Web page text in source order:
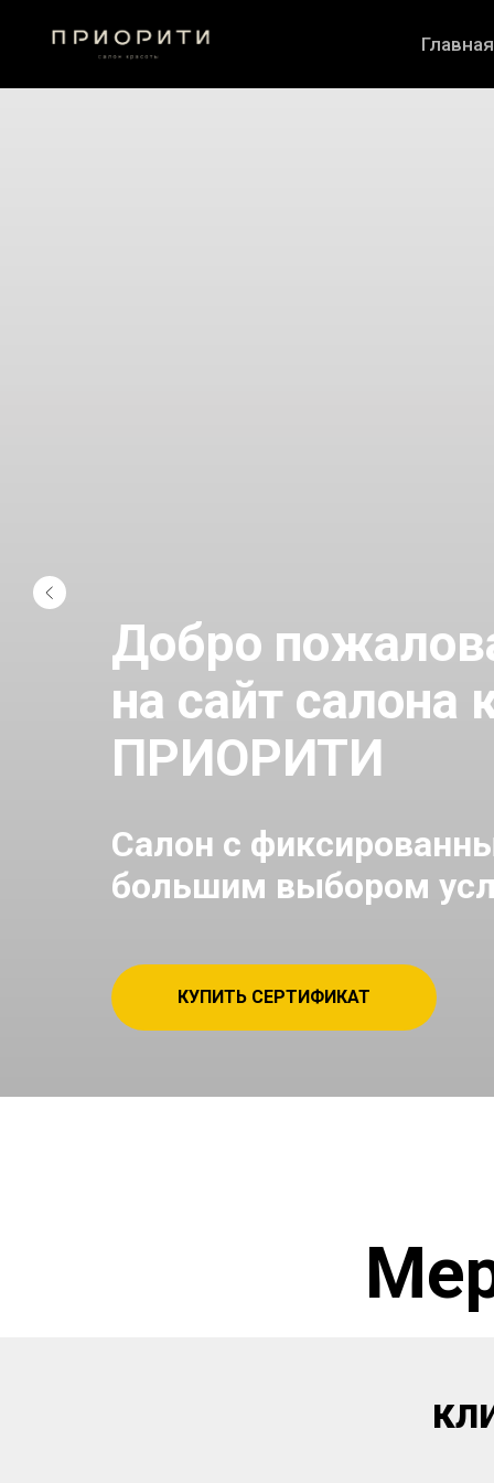
Главная
Добро
на сайт салона
ПРИОРИТИ
Салон с
большим выбором
КУПИТЬ СЕРТИФИКАТ